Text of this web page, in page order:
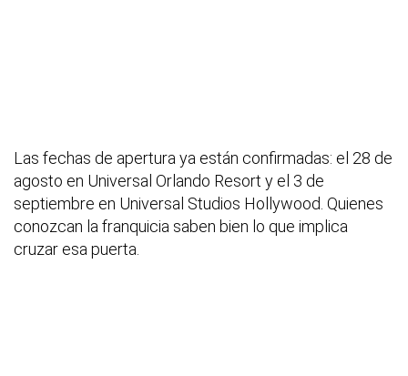
Las fechas de apertura ya están confirmadas: el 28 de
agosto en Universal Orlando Resort y el 3 de
septiembre en Universal Studios Hollywood. Quienes
conozcan la franquicia saben bien lo que implica
cruzar esa puerta.